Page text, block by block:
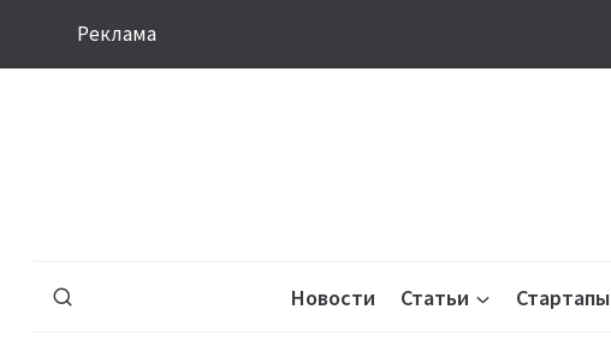
Реклама
Новости Статьи Стартапы